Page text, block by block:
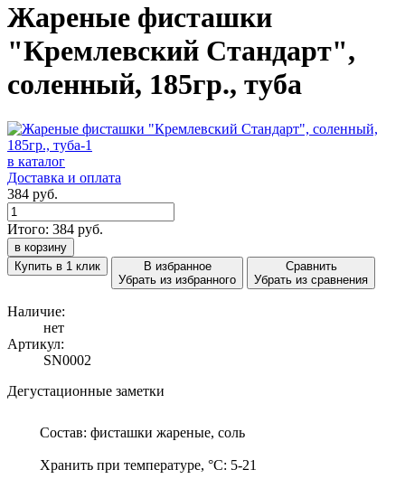
Жареные фисташки
"Кремлевский Стандарт",
соленный, 185гр., туба
в каталог
Доставка и оплата
384 руб.
Итого: 384 руб.
в корзину
Купить в 1 клик
В избранное
Убрать из избранного
Сравнить
Убрать из сравнения
Наличие:
нет
Артикул:
SN0002
Дегустационные заметки
Состав: фисташки жареные, соль
Хранить при температуре, °C: 5-21